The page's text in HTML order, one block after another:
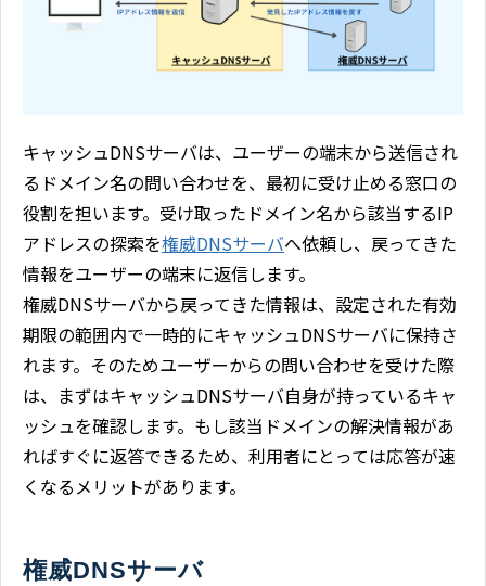
キャッシュDNSサーバは、ユーザーの端末から送信され
るドメイン名の問い合わせを、最初に受け止める窓口の
役割を担います。受け取ったドメイン名から該当するIP
アドレスの探索を権威DNSサーバへ依頼し、戻ってきた
情報をユーザーの端末に返信します。
権威DNSサーバから戻ってきた情報は、設定された有効
期限の範囲内で一時的にキャッシュDNSサーバに保持さ
れます。そのためユーザーからの問い合わせを受けた際
は、まずはキャッシュDNSサーバ自身が持っているキャ
ッシュを確認します。もし該当ドメインの解決情報があ
ればすぐに返答できるため、利用者にとっては応答が速
くなるメリットがあります。
権威DNSサーバ